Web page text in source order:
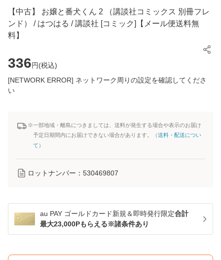
【中古】 お嬢と番犬くん 2 （講談社コミックス 別冊フレ
ンド） / はつはる / 講談社 [コミック]【メール便送料無
料】
336円(税込)
[NETWORK ERROR] ネットワーク周りの設定を確認してくださ
い
※一部地域・離島につきましては、送料が発生する場合や表示のお届け
予定日期間内にお届けできない場合があります。（送料・配送につい
て ）
ロットナンバー： 530469807
au PAY ゴールドカード新規＆即時発行限定合計
最大23,000Pもらえる※諸条件あり